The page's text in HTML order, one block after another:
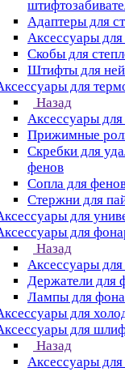
Адаптеры для
Аксессуары
Скобы для
Штифты для
для
Назад
Аксессуары
Прижимные
Скребки для
фенов
Сопла для
Стержни для
для
для
Назад
Аксессуары
Держатели для
Лампы для
для
для
Назад
Аксессуары